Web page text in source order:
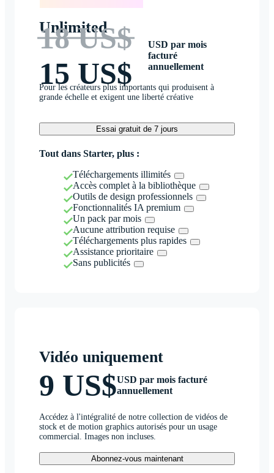
Unlimited
18 US$
15 US$
USD par mois
facturé
annuellement
Pour les créateurs plus importants qui produisent à
grande échelle et exigent une liberté créative
Essai gratuit de 7 jours
Tout dans Starter, plus :
Téléchargements illimités
Accès complet à la bibliothèque
Outils de design professionnels
Fonctionnalités IA premium
Un pack par mois
Aucune attribution requise
Téléchargements plus rapides
Assistance prioritaire
Sans publicités
Vidéo uniquement
9 US$USD par mois facturé
annuellement
Accédez à l'intégralité de notre collection de vidéos de
stock et de motion graphics autorisés pour un usage
commercial. Images non incluses.
Abonnez-vous maintenant